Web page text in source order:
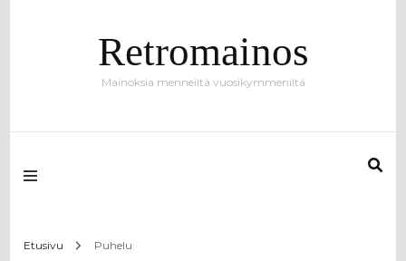
Retromainos
Mainoksia menneiltä vuosikymmeniltä
Etusivu Puhelu